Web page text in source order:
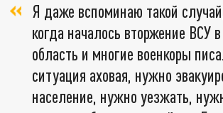
Я даже вспоминаю такой
когда началось вторжение ВСУ
область и многие военкоры
ситуация аховая, нужно
население, нужно уезжать,